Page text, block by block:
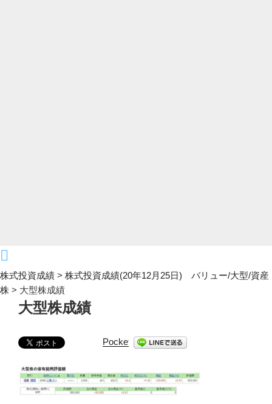
株式投資成績 > 株式投資成績(20年12月25日) バリュー/大型/資産
株 > 大型株成績
大型株成績
Pocket